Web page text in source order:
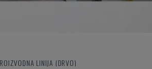
LINIJA (DRVO)